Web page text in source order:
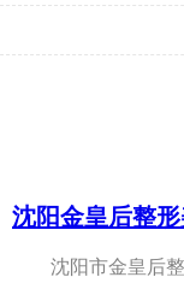
鼻翼整形 术后
天矫正术来改善了地
沈阳金皇后整
沈阳市金皇后整